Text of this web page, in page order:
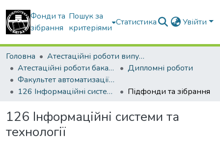
Фонди та
зібрання
Пошук за
критеріями
Статистика Увійти
Головна
Атестаційні роботи випускників
Атестаційні роботи бакалаврів
Дипломні роботи
Факультет автоматизації і інформаційних технологій
126 Інформаційні системи та технології
Підфонди та зібрання
126 Інформаційні системи та
технології